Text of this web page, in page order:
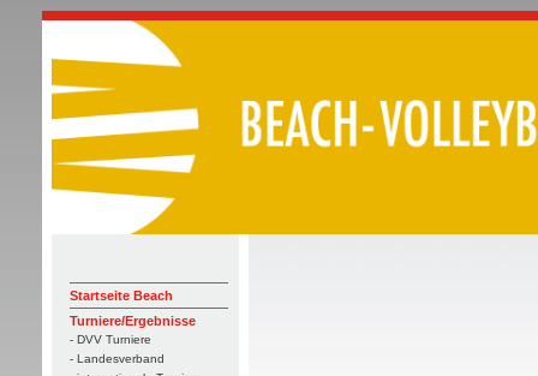
Startseite Beach
Turniere/Ergebnisse
- DVV Turniere
- Landesverband